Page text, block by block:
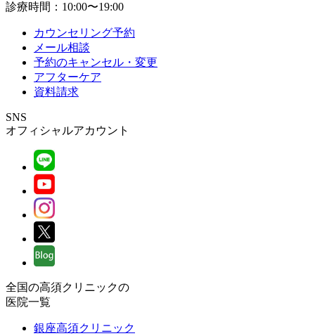
診療時間：10:00〜19:00
カウンセリング予約
メール相談
予約のキャンセル・変更
アフターケア
資料請求
SNS
オフィシャルアカウント
全国の高須クリニックの
医院一覧
銀座高須クリニック